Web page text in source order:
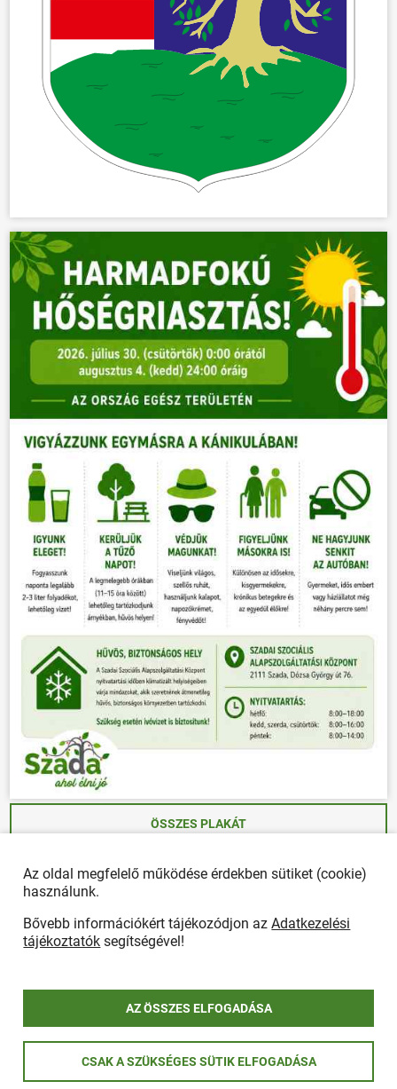
ÖSSZES PLAKÁT
POLGÁRMESTERI HIVATAL
ÖNKORMÁNYZAT
Képviselő-testület
Az oldal megfelelő működése érdekben sütiket (cookie)
használunk.
Bővebb információkért tájékozódjon azAdatkezelési
tájékoztatók segítségével!
AZ ÖSSZES ELFOGADÁSA
CSAK A SZÜKSÉGES SÜTIK ELFOGADÁSA